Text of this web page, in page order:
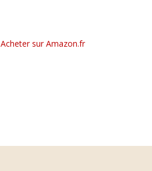
Acheter sur Amazon.fr